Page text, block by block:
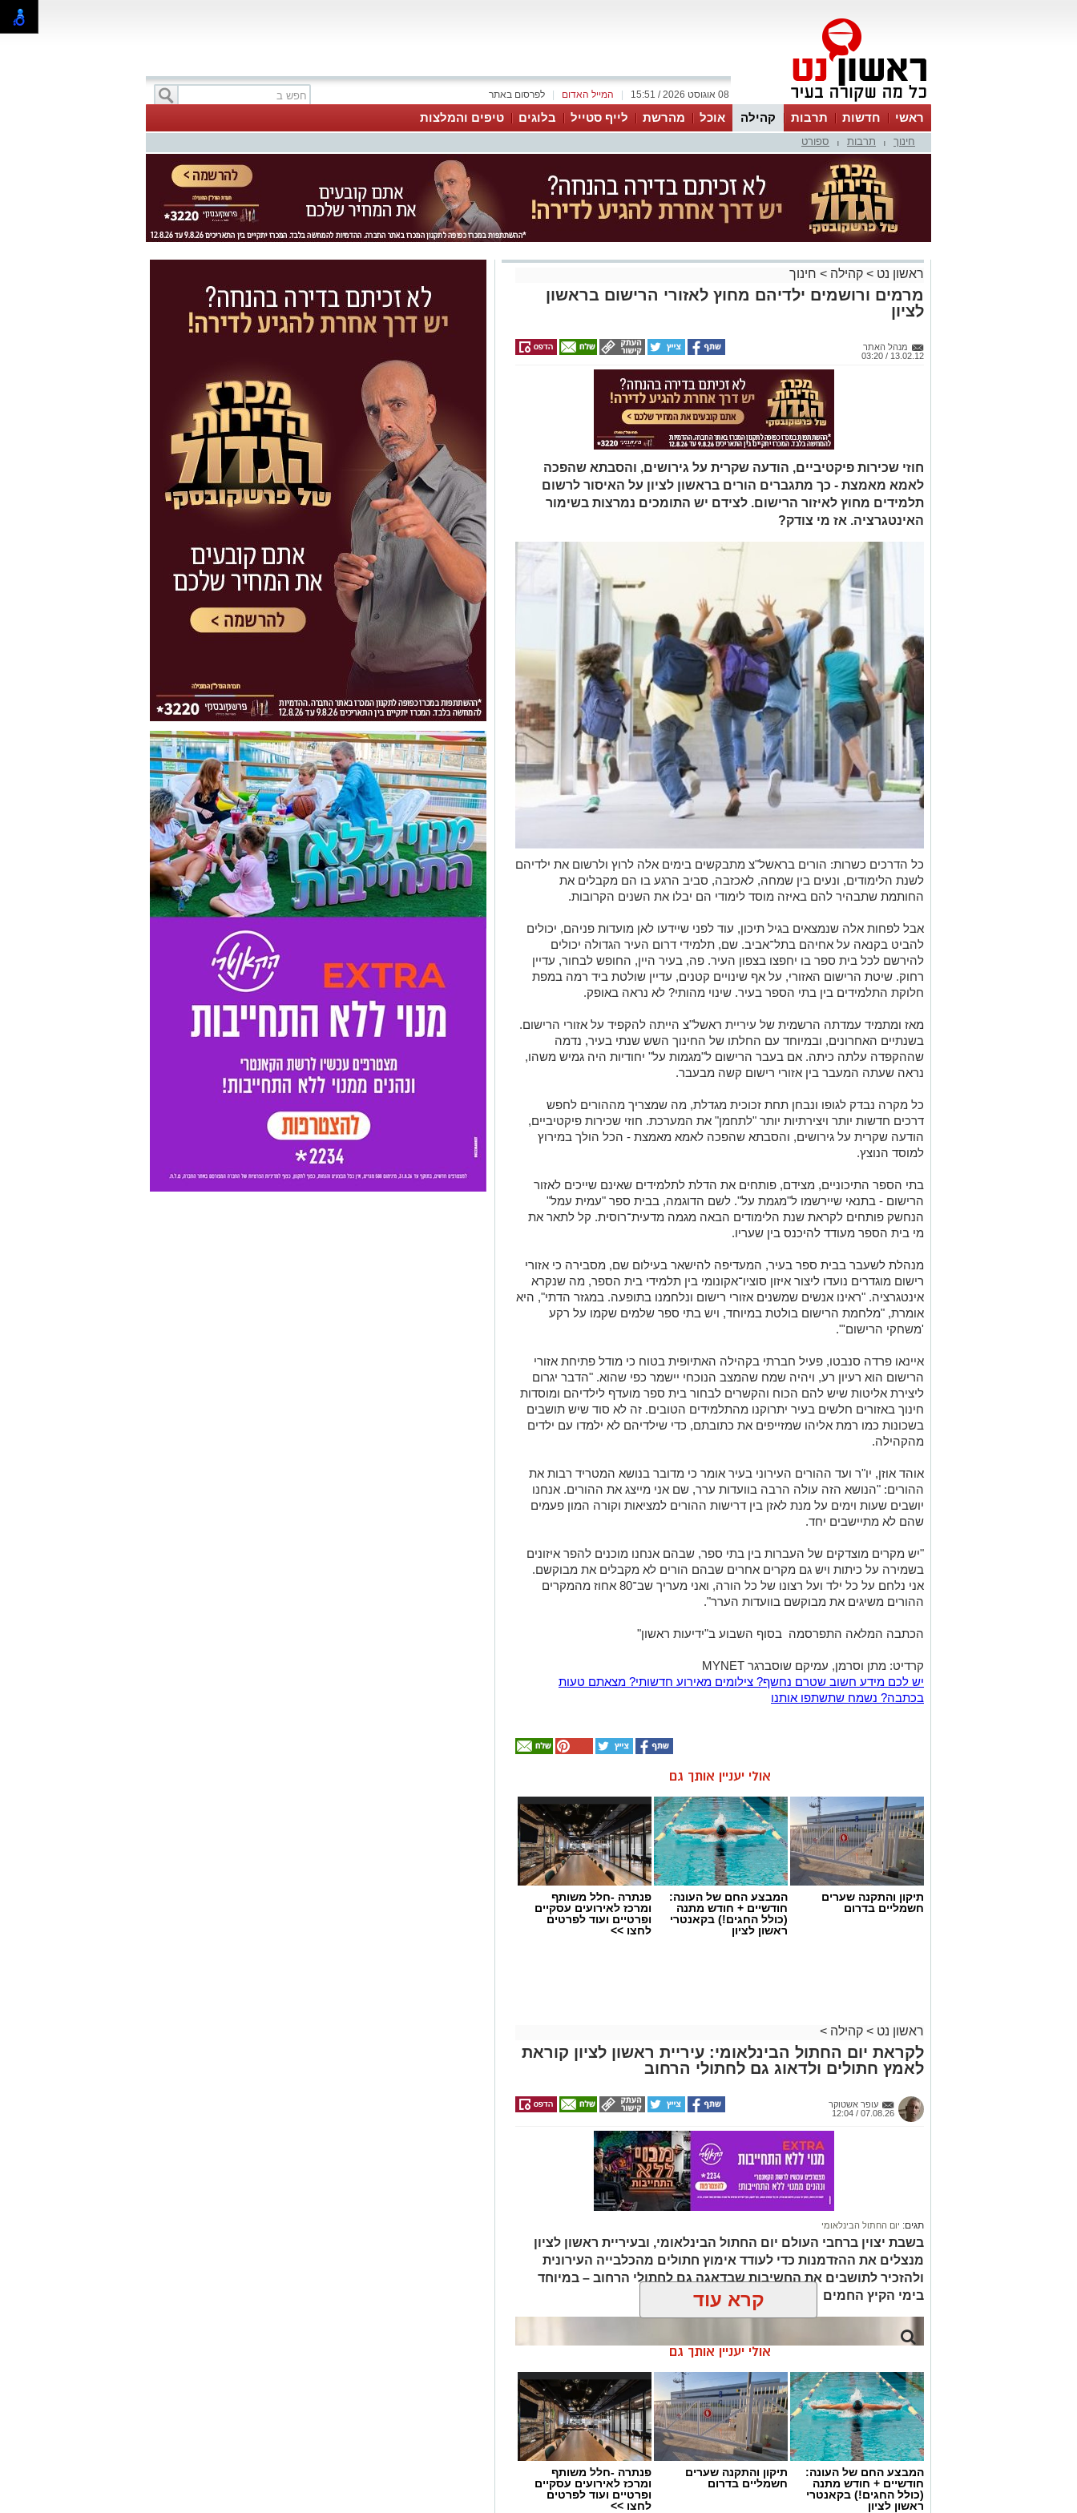
לפרסום באתר המייל האדום 08 אוגוסט 2026 / 15:51
ראשי חדשות תרבות קהילה אוכל מהרשת לייף סטייל בלוגים טיפים והמלצות
חינוך תרבות ספורט
ראשון נט > קהילה > חינוך
מרמים ורושמים ילדיהם מחוץ לאזורי הרישום בראשון
לציון
מנהל האתר
13.02.12 / 03:20
חוזי שכירות פיקטיביים, הודעה שקרית על גירושים, והסבתא שהפכה
לאמא מאמצת - כך מתגברים הורים בראשון לציון על האיסור לרשום
תלמידים מחוץ לאיזור הרישום. לצידם יש התומכים נמרצות בשימור
האינטגרציה. אז מי צודק?
כל הדרכים כשרות: הורים בראשל"צ מתבקשים בימים אלה לרוץ ולרשום את ילדיהם
לשנת הלימודים, ונעים בין שמחה, לאכזבה, סביב הרגע בו הם מקבלים את
החותמת שתבהיר להם באיזה מוסד לימודי הם יבלו את השנים הקרובות.
אבל לפחות אלה שנמצאים בגיל תיכון, עוד לפני שיידעו לאן מועדות פניהם, יכולים
להביט בקנאה על אחיהם בתל־אביב. שם, תלמידי דרום העיר הגדולה יכולים
להירשם לכל בית ספר בו יחפצו בצפון העיר. פה, בעיר היין, החופש לבחור, עדיין
רחוק. שיטת הרישום האזורי, על אף שינויים קטנים, עדיין שולטת ביד רמה במפת
חלוקת התלמידים בין בתי הספר בעיר. שינוי מהותי? לא נראה באופק.
מאז ומתמיד עמדתה הרשמית של עיריית ראשל"צ הייתה להקפיד על אזורי הרישום.
בשנתיים האחרונים, ובמיוחד עם החלתו של החינוך השש שנתי בעיר, נדמה
שההקפדה עלתה כיתה. אם בעבר הרישום ל"מגמות על" יחודיות היה גמיש משהו,
נראה שעתה המעבר בין אזורי רישום קשה מבעבר.
כל מקרה נבדק לגופו ונבחן תחת זכוכית מגדלת, מה שמצריך מההורים לחפש
דרכים חדשות יותר ויצירתיות יותר "לתחמן" את המערכת. חוזי שכירות פיקטיביים,
הודעה שקרית על גירושים, והסבתא שהפכה לאמא מאמצת - הכל הולך במירוץ
למוסד הנוצץ.
בתי הספר התיכוניים, מצידם, פותחים את הדלת לתלמידים שאינם שייכים לאזור
הרישום - בתנאי שיירשמו ל"מגמת על". לשם הדוגמה, בבית ספר "עמית עמל"
הנחשק פותחים לקראת שנת הלימודים הבאה מגמה מדעית־רוסית. קל לתאר את
מי בית הספר מעודד להיכנס בין שעריו.
מנהלת לשעבר בבית ספר בעיר, המעדיפה להישאר בעילום שם, מסבירה כי אזורי
רישום מוגדרים נועדו ליצור איזון סוציו־אקונומי בין תלמידי בית הספר, מה שנקרא
אינטגרציה. "ראינו אנשים שמשנים אזורי רישום ונלחמנו בתופעה. במגזר הדתי", היא
אומרת, "מלחמת הרישום בולטת במיוחד, ויש בתי ספר שלמים שקמו על רקע
'משחקי הרישום'".
איינאו פרדה סנבטו, פעיל חברתי בקהילה האתיופית בטוח כי מודל פתיחת אזורי
הרישום הוא רעיון רע, ויהיה שמח שהמצב הנוכחי יישמר כפי שהוא. "הדבר יגרום
ליצירת אליטות שיש להם הכוח והקשרים לבחור בית ספר מועדף לילדיהם ומוסדות
חינוך באזורים חלשים בעיר יתרוקנו מהתלמידים הטובים. זה לא סוד שיש תושבים
בשכונות כמו רמת אליהו שמזייפים את כתובתם, כדי שילדיהם לא ילמדו עם ילדים
מהקהילה.
אוהד אוזן, יו"ר ועד ההורים העירוני בעיר אומר כי מדובר בנושא המטריד רבות את
ההורים: "הנושא הזה עולה הרבה בוועדות ערר, שם אני מייצג את ההורים. אנחנו
יושבים שעות וימים על מנת לאזן בין דרישות ההורים למציאות וקורה המון פעמים
שהם לא מתיישבים יחד.
"יש מקרים מוצדקים של העברות בין בתי ספר, שבהם אנחנו מוכנים להפר איזונים
בשמירה על כיתות ויש גם מקרים אחרים שבהם הורים לא מקבלים את מבוקשם.
אני נלחם על כל ילד ועל רצונו של כל הורה, ואני מעריך שב־80 אחוז מהמקרים
ההורים משיגים את מבוקשם בוועדות הערר".
הכתבה המלאה התפרסמה בסוף השבוע ב"ידיעות ראשון"
קרדיט: מתן וסרמן, עמיקם שוסברגר MYNET
יש לכם מידע חשוב שטרם נחשף? צילומים מאירוע חדשותי? מצאתם טעות
בכתבה? נשמח שתשתפו אותנו
אולי יעניין אותך גם
תיקון והתקנה שערים
חשמליים בדרום
המבצע החם של העונה:
חודשיים + חודש מתנה
(כולל החגים!) בקאנטרי
ראשון לציון
פנתרה -חלל משותף
ומרכז לאירועים עסקיים
ופרטיים ועוד לפרטים
לחצו >>
ראשון נט > קהילה >
לקראת יום החתול הבינלאומי: עיריית ראשון לציון קוראת
לאמץ חתולים ולדאוג גם לחתולי הרחוב
עופר אשטוקר
07.08.26 / 12:04
תגים: יום החתול הבינלאומי
בשבת יצוין ברחבי העולם יום החתול הבינלאומי, ובעיריית ראשון לציון
מנצלים את ההזדמנות כדי לעודד אימוץ חתולים מהכלבייה העירונית
ולהזכיר לתושבים את החשיבות שבדאגה גם לחתולי הרחוב – במיוחד
בימי הקיץ החמים
קרא עוד
אולי יעניין אותך גם
המבצע החם של העונה:
חודשיים + חודש מתנה
(כולל החגים!) בקאנטרי
ראשון לציון
תיקון והתקנה שערים
חשמליים בדרום
פנתרה -חלל משותף
ומרכז לאירועים עסקיים
ופרטיים ועוד לפרטים
לחצו >>